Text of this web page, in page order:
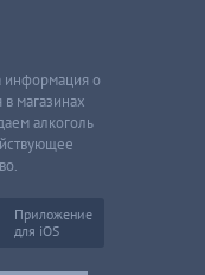
информация о
магазинах
алкоголь
Приложение
для iOS